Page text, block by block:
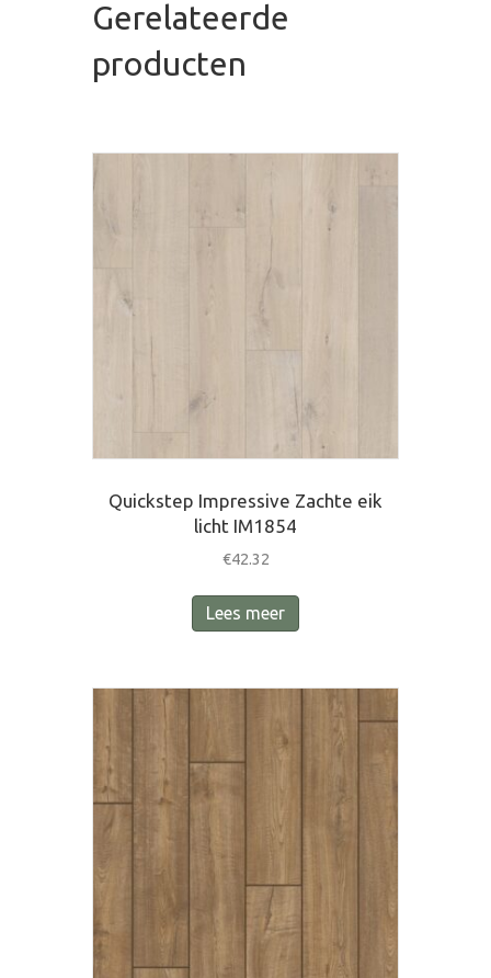
Gerelateerde
producten
Quickstep Impressive Zachte eik
licht IM1854
€42.32
Lees meer